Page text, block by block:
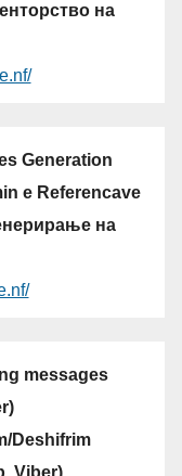
на
Generation
e Referencave
на
messages
Deshifrim